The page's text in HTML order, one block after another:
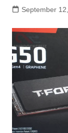
September